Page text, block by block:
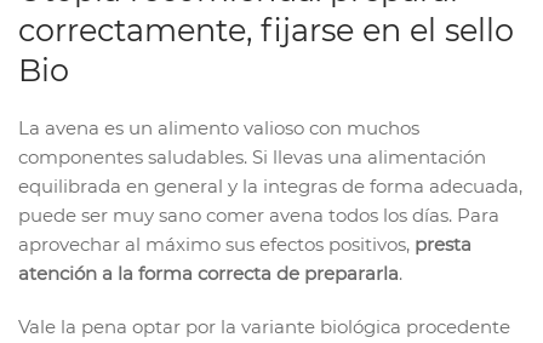
correctamente, fijarse en el sello
Bio
La avena es un alimento valioso con muchos
componentes saludables. Si llevas una alimentación
equilibrada en general y la integras de forma adecuada,
puede ser muy sano comer avena todos los días. Para
aprovechar al máximo sus efectos positivos, presta
atención a la forma correcta de prepararla.
Vale la pena optar por la variante biológica procedente